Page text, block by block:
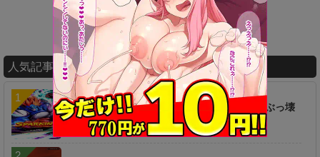
人気記事ランキング
【衝撃】ヤバ過ぎィィ！！！あの新キャラがぶっ壊
れｷﾀ━━━━(ﾟ∀ﾟ)━━━━!!